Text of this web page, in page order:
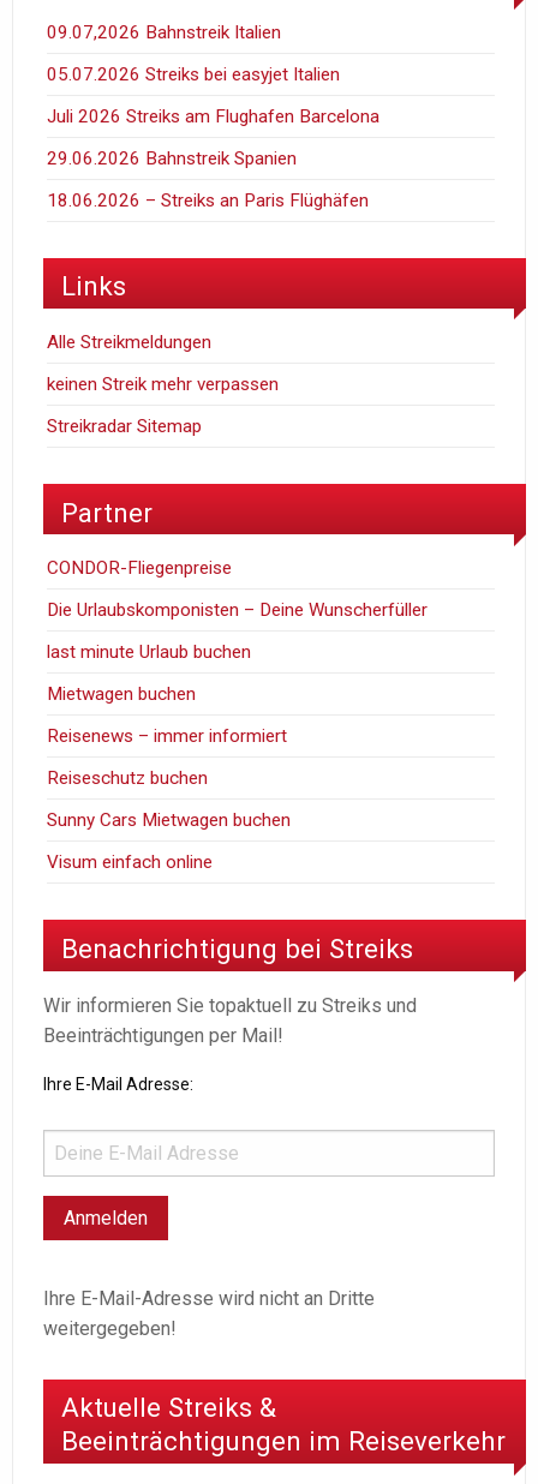
09.07,2026 Bahnstreik Italien
05.07.2026 Streiks bei easyjet Italien
Juli 2026 Streiks am Flughafen Barcelona
29.06.2026 Bahnstreik Spanien
18.06.2026 – Streiks an Paris Flüghäfen
Links
Alle Streikmeldungen
keinen Streik mehr verpassen
Streikradar Sitemap
Partner
CONDOR-Fliegenpreise
Die Urlaubskomponisten – Deine Wunscherfüller
last minute Urlaub buchen
Mietwagen buchen
Reisenews – immer informiert
Reiseschutz buchen
Sunny Cars Mietwagen buchen
Visum einfach online
Benachrichtigung bei Streiks
Wir informieren Sie topaktuell zu Streiks und
Beeinträchtigungen per Mail!
Ihre E-Mail Adresse:
Ihre E-Mail-Adresse wird nicht an Dritte
weitergegeben!
Aktuelle Streiks &
Beeinträchtigungen im Reiseverkehr